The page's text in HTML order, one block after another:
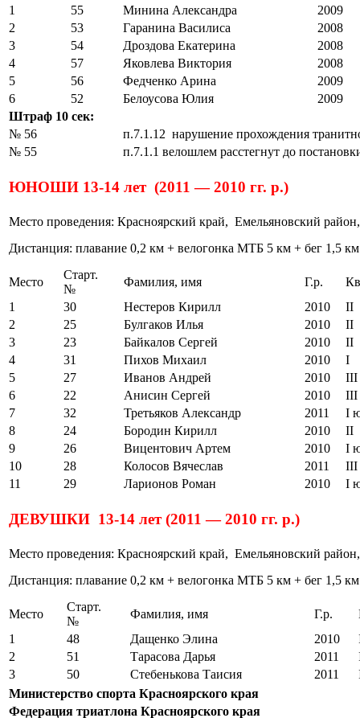
1
55 Минина Александра
2009
2
53 Гаранина Василиса
2008
3
54 Дроздова Екатерина
2008
4
57 Яковлева Виктория
2008
5
56 Федченко Арина
2009
6
52 Белоусова Юлия
2009
Штраф 10 сек:
№ 56
п.7.1.12 нарушение прохождения
№ 55
п.7.1.1 велошлем расстегнут до
ЮНОШИ 13-14 лет (2011 — 2010 гг. р.)
Место проведения: Красноярский край, Емельяновский
Дистанция: плавание 0,2 км + велогонка МТБ 5 км + бег 1,5 км
Место
Старт.
№
Фамилия, имя Г.р.
1
30 Нестеров Кирилл 2010
II
2
25 Булгаков Илья 2010
II
3
23 Байкалов Сергей 2010
II
4
31 Пихов Михаил 2010
I
5
27 Иванов Андрей 2010
III
6
22 Анисин Сергей 2010
III
7
32 Третьяков Александр 2011
I
8
24 Бородин Кирилл 2010
II
9
26 Вицентович Артем 2010
I
10
28 Колосов Вячеслав 2011
III
11
29 Ларионов Роман 2010 I
ДЕВУШКИ 13-14 лет (2011 — 2010 гг. р.)
Место проведения: Красноярский край, Емельяновский
Дистанция: плавание 0,2 км + велогонка МТБ 5 км + бег 1,5 км
Место
Старт.
№
Фамилия, имя Г.р.
1
48 Дащенко Элина 2010
2
51 Тарасова Дарья 2011
3
50 Стебенькова Таисия 2011
Министерство спорта Красноярского края
Федерация триатлона Красноярского края